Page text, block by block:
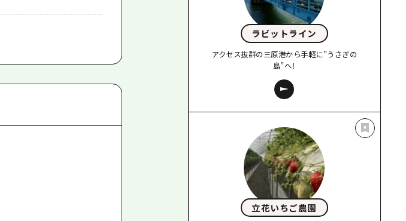
ラビットライン
アクセス抜群の三原港から手軽に”うさぎの
島”へ！
立花いちご農園